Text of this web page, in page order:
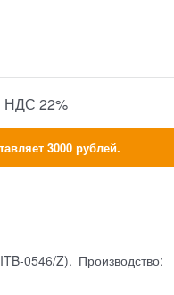
НДС 22%
3000 рублей.
0546/Z). Производство: